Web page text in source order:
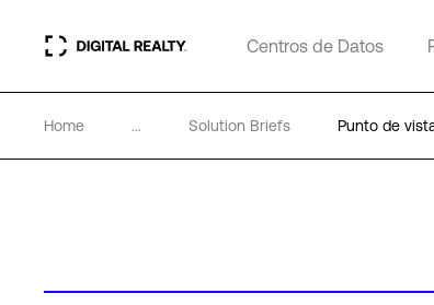
Centros de Datos
Home ... Solution Briefs Punto de